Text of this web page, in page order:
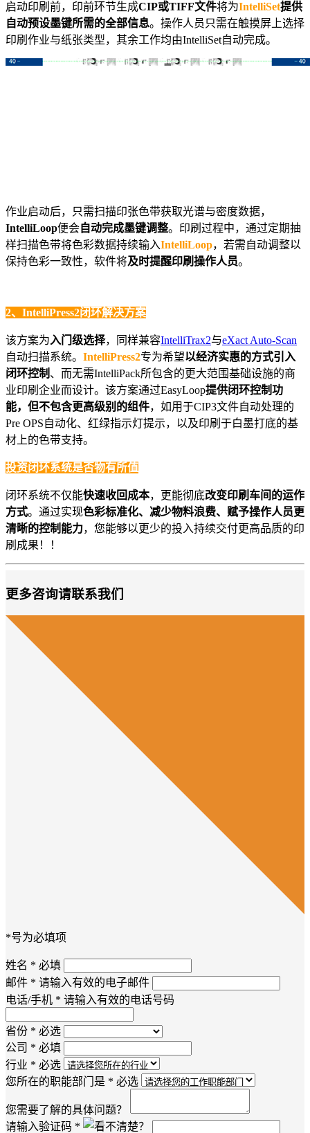
启动印刷前，印前环节生成CIP或TIFF文件将为IntelliSet提供
自动预设墨键所需的全部信息。操作人员只需在触摸屏上选择
印刷作业与纸张类型，其余工作均由IntelliSet自动完成。
作业启动后，只需扫描印张色带获取光谱与密度数据，
IntelliLoop便会 自动完成墨键调整。印刷过程中，通过定期抽
样扫描色带将色彩数据持续输入IntelliLoop，若需自动调整以
保持色彩一致性，软件将及时提醒印刷操作人员。
2、IntelliPress2闭环解决方案
该方案为入门级选择，同样兼容IntelliTrax2与eXact Auto-Scan
自动扫描系统。 IntelliPress2专为希望以经济实惠的方式引入
闭环控制 、而无需IntelliPack所包含的更大范围基础设施的商
业印刷企业而设计。该方案通过EasyLoop提供闭环控制功
能，但不包含更高级别的组件，如用于CIP3文件自动处理的
Pre OPS自动化、红绿指示灯提示，以及印刷于白墨打底的基
材上的色带支持。
投资闭环系统是否物有所值
闭环系统不仅能快速收回成本，更能彻底改变印刷车间的运作
方式。通过实现色彩标准化、减少物料浪费、赋予操作人员更
清晰的控制能力，您能够以更少的投入持续交付更高品质的印
刷成果！！
更多咨询请联系我们
*号为必填项
姓名 * 必填
邮件 * 请输入有效的电子邮件
电话/手机 * 请输入有效的电话号码
省份 * 必选
公司 * 必填
行业 * 必选
您所在的职能部门是 * 必选
您需要了解的具体问题？
请输入验证码 *